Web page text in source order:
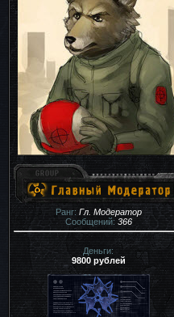
Ранг: Гл. Модератор
Сообщений:366
Деньги:
9800 рублей